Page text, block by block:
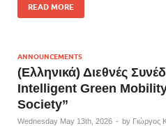
READ MORE
ANNOUNCEMENTS
(Ελληνικά) Διεθνές
Intelligent Green
Society”
Wednesday May 13th, 2026 - by Γιώργος